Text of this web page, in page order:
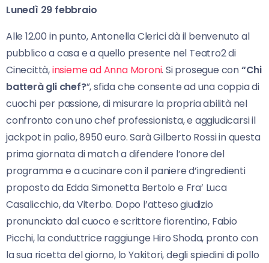
Lunedì 29 febbraio
Alle 12.00 in punto, Antonella Clerici dà il benvenuto al
pubblico a casa e a quello presente nel Teatro2 di
Cinecittà,insieme ad Anna Moroni. Si prosegue con“Chi
batterà gli chef?”, sfida che consente ad una coppia di
cuochi per passione, di misurare la propria abilità nel
confronto con uno chef professionista, e aggiudicarsi il
jackpot in palio, 8950 euro. Sarà Gilberto Rossi in questa
prima giornata di match a difendere l’onore del
programma e a cucinare con il paniere d’ingredienti
proposto da Edda Simonetta Bertolo e Fra’ Luca
Casalicchio, da Viterbo. Dopo l’atteso giudizio
pronunciato dal cuoco e scrittore fiorentino, Fabio
Picchi, la conduttrice raggiunge Hiro Shoda, pronto con
la sua ricetta del giorno, lo Yakitori, degli spiedini di pollo